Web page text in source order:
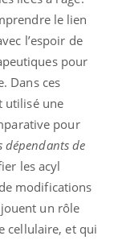
le lien
l’espoir de
pour
Dans ces
utilisé une
pour
dépendants de
les acyl
modifications
un rôle
cellulaire, et qui